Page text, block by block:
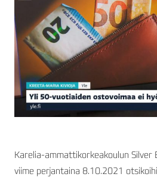
Karelia-ammattikorkeakoulun Silver
viime perjantaina 8.10.2021